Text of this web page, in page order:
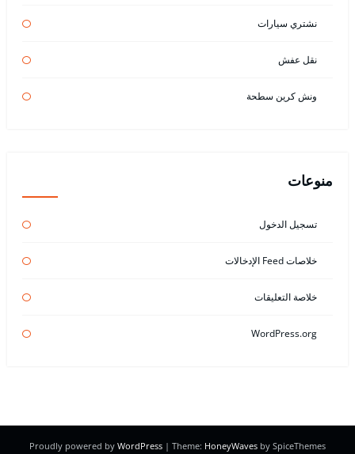
نشتري سيارات
نقل عفش
ونش كرين سطحة
منوعات
تسجيل الدخول
خلاصات Feed الإدخالات
خلاصة التعليقات
WordPress.org
Proudly powered by WordPress | Theme: HoneyWaves by SpiceThemes